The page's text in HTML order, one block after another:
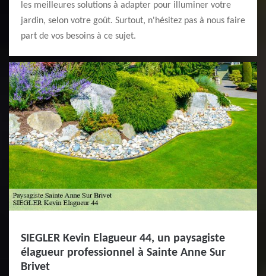
les meilleures solutions à adapter pour illuminer votre
jardin, selon votre goût. Surtout, n'hésitez pas à nous faire
part de vos besoins à ce sujet.
SIEGLER Kevin Elagueur 44, un paysagiste
élagueur professionnel à Sainte Anne Sur
Brivet